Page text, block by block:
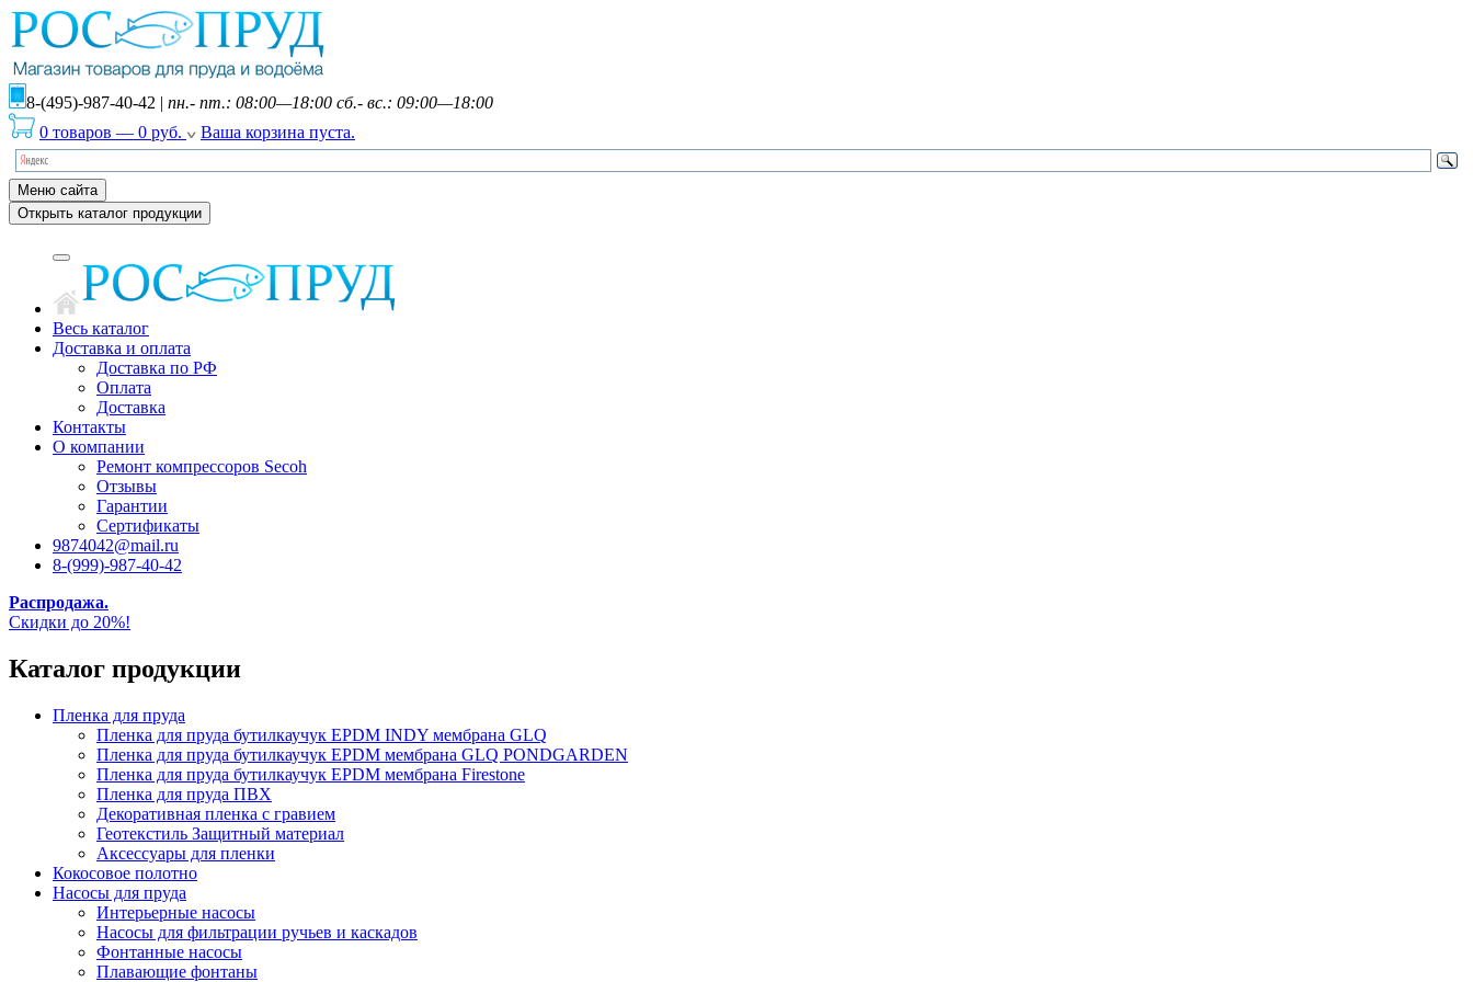
8-(495)-987-40-42 | пн.- пт.: 08:00—18:00 сб.- вс.: 09:00—18:00
0 товаров — 0 руб. Ваша корзина пуста.
Меню сайта
Открыть каталог продукции
Весь каталог
Доставка и оплата
Доставка по РФ
Оплата
Доставка
Контакты
О компании
Ремонт компрессоров Secoh
Отзывы
Гарантии
Сертификаты
9874042@mail.ru
8-(999)-987-40-42
Распродажа.
Скидки до 20%!
Каталог продукции
Пленка для пруда
Пленка для пруда бутилкаучук EPDM INDY мембрана GLQ
Пленка для пруда бутилкаучук EPDM мембрана GLQ PONDGARDEN
Пленка для пруда бутилкаучук EPDM мембрана Firestone
Пленка для пруда ПВХ
Декоративная пленка с гравием
Геотекстиль Защитный материал
Аксессуары для пленки
Кокосовое полотно
Насосы для пруда
Интерьерные насосы
Насосы для фильтрации ручьев и каскадов
Фонтанные насосы
Плавающие фонтаны